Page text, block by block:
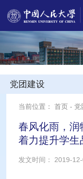
党团建设
当前位置：首页 - 党
春风化雨，
着力提升学生
发文时间： 2019-